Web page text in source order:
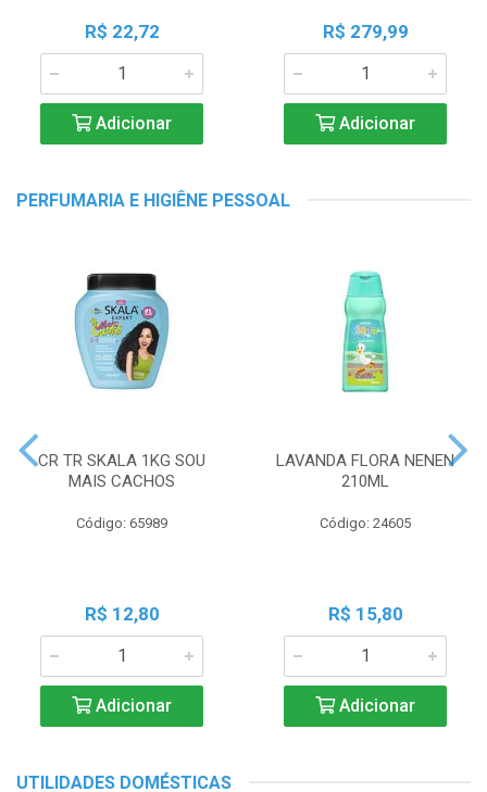
R$ 22,72
Adicionar
R$ 279,99
Adicionar
PERFUMARIA E HIGIÊNE PESSOAL
CR TR SKALA 1KG SOU
MAIS CACHOS
Código: 65989
R$ 12,80
Adicionar
LAVANDA FLORA NENEN
210ML
Código: 24605
R$ 15,80
Adicionar
UTILIDADES DOMÉSTICAS